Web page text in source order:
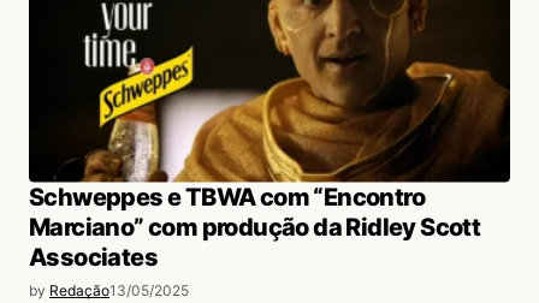
Schweppes e TBWA com “Encontro
Marciano” com produção da Ridley Scott
Associates
by Redação13/05/2025